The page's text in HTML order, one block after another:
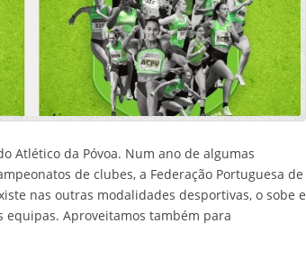
Atlético da Póvoa. Num ano de algumas
de clubes, a Federação Portuguesa de
nas outras modalidades desportivas, o sobe e
Aproveitamos também para